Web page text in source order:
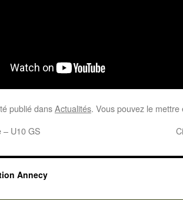
publié dansActualités. Vous pouvez le
– U10 GS
Annecy